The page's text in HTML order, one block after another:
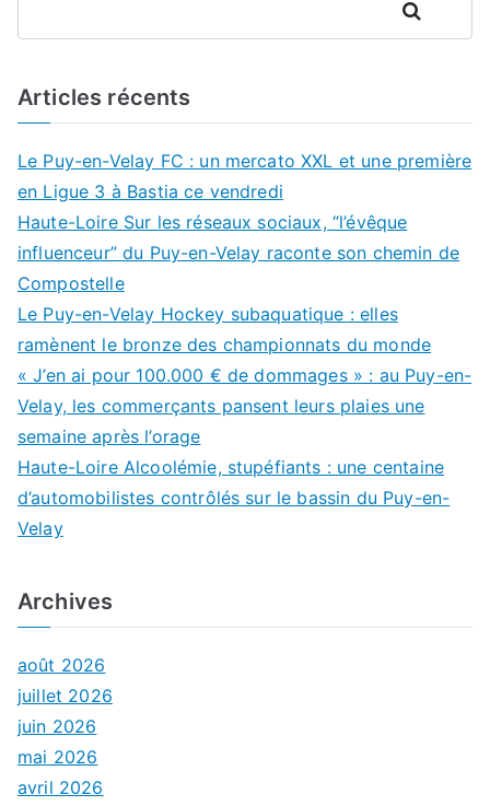
Rechercher
Articles récents
Le Puy-en-Velay FC : un mercato XXL et une première
en Ligue 3 à Bastia ce vendredi
Haute-Loire Sur les réseaux sociaux, “l’évêque
influenceur” du Puy-en-Velay raconte son chemin de
Compostelle
Le Puy-en-Velay Hockey subaquatique : elles
ramènent le bronze des championnats du monde
« J’en ai pour 100.000 € de dommages » : au Puy-en-
Velay, les commerçants pansent leurs plaies une
semaine après l’orage
Haute-Loire Alcoolémie, stupéfiants : une centaine
d’automobilistes contrôlés sur le bassin du Puy-en-
Velay
Archives
août 2026
juillet 2026
juin 2026
mai 2026
avril 2026